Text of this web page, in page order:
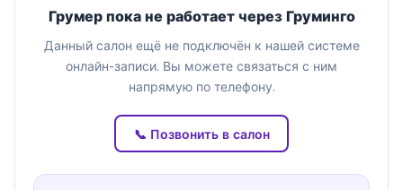
Грумер пока не работает через Груминго
Данный салон ещё не подключён к нашей системе
онлайн-записи. Вы можете связаться с ним
напрямую по телефону.
📞 Позвонить в салон